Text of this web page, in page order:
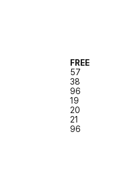
FREE
57
38
96
19
20
21
96